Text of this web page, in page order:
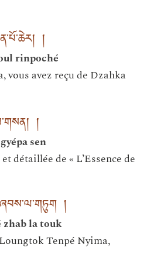
།
rinpoché
vous avez reçu de Dzahka
།
sen
détaillée de « L’Essence de
།
la touk
Tenpé Nyima,